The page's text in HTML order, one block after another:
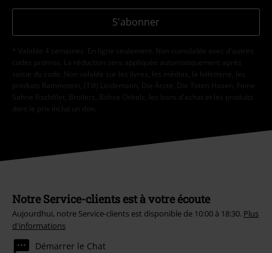
S'abonner
* Valable 4 semaines. En ligne seulement. Non cumulable avec d'autres
codes promos. La réduction sera appliquée automatiquement après
saisie du code. Non valable sur les livres, les médias, la billetterie, les
produits Rammstein, (Till) Lindemann, Die Ärzte, Die Toten Hosen, Feine
Sahne Fischfilet, Broilers, Böhse Onkelz, les bons d'achat et les produits
dont le prix inclut un don.
Notre Service-clients est à votre écoute
Aujourdhui, notre Service-clients est disponible de 10:00 à 18:30. Plus
d'informations
Démarrer le Chat